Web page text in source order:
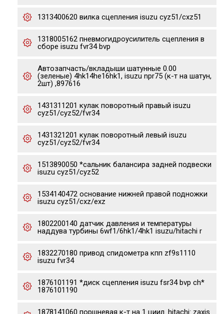
1313400620 вилка сцепления isuzu cyz51/cxz51
1318005162 пневмогидроусилитель сцепления в
сборе isuzu fvr34 bvp
Автозапчасть/вкладыши шатунные 0.00
(зеленые) 4hk14he16hk1, isuzu npr75 (к-т на шатун,
2шт) ,897616
1431311201 кулак поворотный правый isuzu
cyz51/cyz52/fvr34
1431321201 кулак поворотный левый isuzu
cyz51/cyz52/fvr34
1513890050 *сальник балансира задней подвески
isuzu cyz51/cyz52
1534140472 основание нижней правой подножки
isuzu cyz51/cxz/exz
1802200140 датчик давления и температуры
наддува турбины 6wf1/6hk1/4hk1 isuzu/hitachi r
1832270180 привод спидометра кпп zf9s1110
isuzu fvr34
1876101191 *диск сцепления isuzu fsr34 bvp ch*
1876101190
1878141060 поршневая к-т на 1 циил. hitachi: zaxis